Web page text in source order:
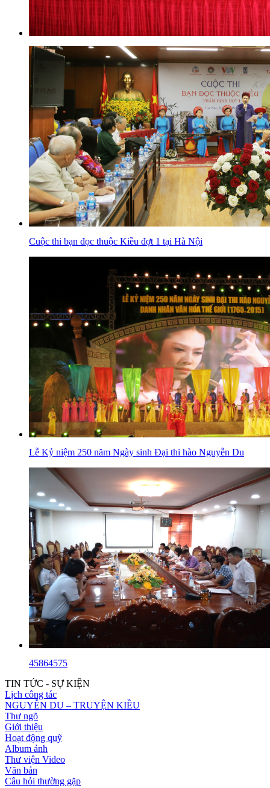
Cuộc thi bạn đọc thuộc Kiều đợt 1 tại Hà Nội
Lễ Kỷ niệm 250 năm Ngày sinh Đại thi hào Nguyễn Du
45864575
TIN TỨC - SỰ KIỆN
Lịch công tác
NGUYỄN DU – TRUYỆN KIỀU
Thư ngõ
Giới thiệu
Hoạt động quỹ
Album ảnh
Thư viện Video
Văn bản
Câu hỏi thường gặp